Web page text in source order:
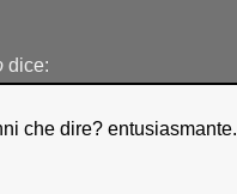
dice:
che dire? entusiasmante.